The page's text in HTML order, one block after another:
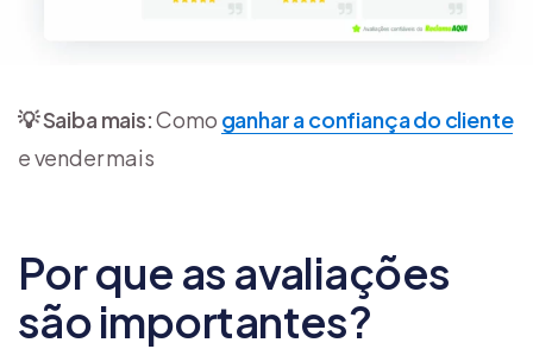
💡 Saiba mais:Como ganhar a confiança do cliente
e vender mais
Por que as avaliações
são importantes?